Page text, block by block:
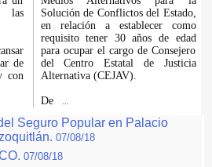
las
de
con
Solución de Conflictos del Estado,
en relación a establecer como
requisito tener 30 años de edad
para ocupar el cargo de Consejero
del Centro Estatal de Justicia
Alternativa (CEJAV).
De
Seguro Popular en Palacio
07/08/18
07/08/18